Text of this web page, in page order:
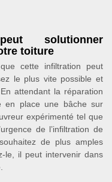
solutionner
toiture
cette infiltration peut
le plus vite possible et
attendant la réparation
en place une bâche sur
expérimenté tel que
de l’infiltration de
de plus amples
le, il peut intervenir dans